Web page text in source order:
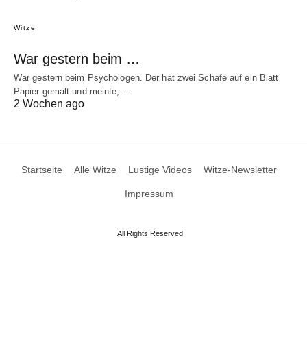
Witze
War gestern beim …
War gestern beim Psychologen. Der hat zwei Schafe auf ein Blatt
Papier gemalt und meinte,…
2 Wochen ago
Startseite Alle Witze Lustige Videos Witze-Newsletter
Impressum
All Rights Reserved